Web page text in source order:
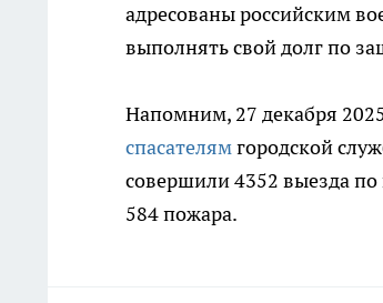
адресованы российским
выполнять свой долг по
Напомним, 27 декабря
спасателямгородской
совершили 4352 выезда
584 пожара.